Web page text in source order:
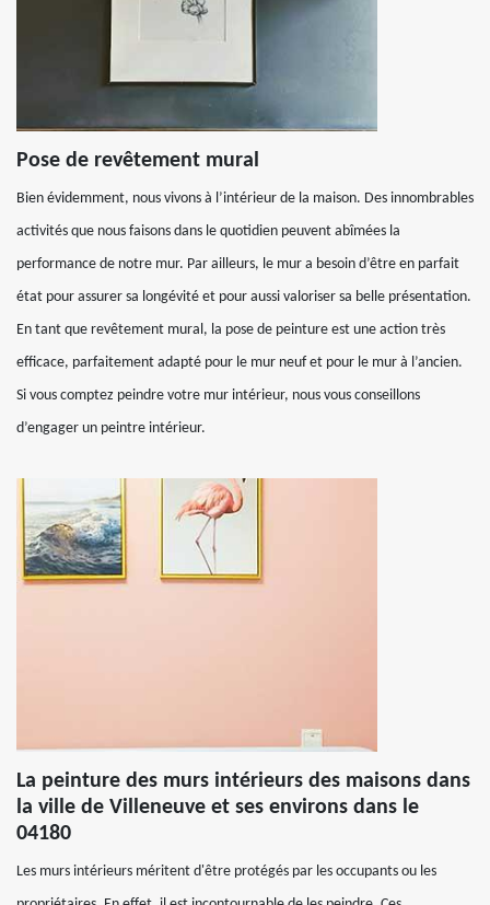
Pose de revêtement mural
Bien évidemment, nous vivons à l’intérieur de la maison. Des innombrables
activités que nous faisons dans le quotidien peuvent abîmées la
performance de notre mur. Par ailleurs, le mur a besoin d’être en parfait
état pour assurer sa longévité et pour aussi valoriser sa belle présentation.
En tant que revêtement mural, la pose de peinture est une action très
efficace, parfaitement adapté pour le mur neuf et pour le mur à l’ancien.
Si vous comptez peindre votre mur intérieur, nous vous conseillons
d’engager un peintre intérieur.
La peinture des murs intérieurs des maisons dans
la ville de Villeneuve et ses environs dans le
04180
Les murs intérieurs méritent d'être protégés par les occupants ou les